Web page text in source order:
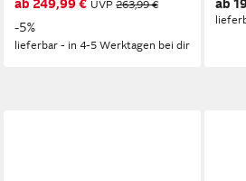
ab 249,99 € UVP 263,99 €
-5%
lieferbar - in 4-5 Werktagen bei dir
ab